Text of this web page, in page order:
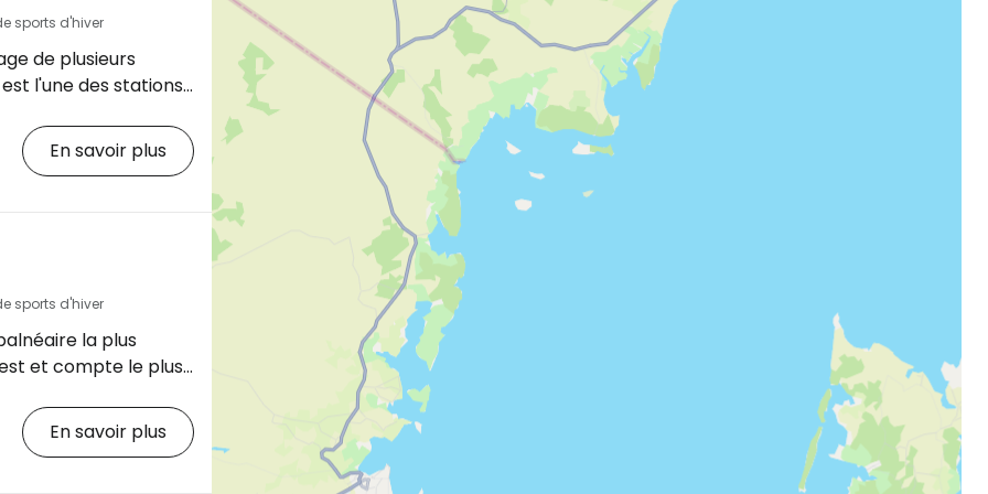
sports d'hiver
de plusieurs
l'une des stations
sur plusieurs
basse, révèlent
de vie marine.
En savoir plus
sports d'hiver
la plus
et compte le plus
et de bars.
de l'île, Paje est à
En savoir plus